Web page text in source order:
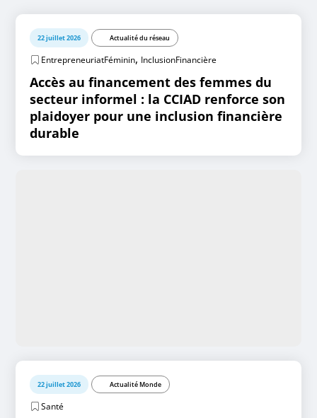
22 juillet 2026 Actualité du réseau
EntrepreneuriatFéminin, InclusionFinancière
Accès au financement des femmes du
secteur informel : la CCIAD renforce son
plaidoyer pour une inclusion financière
durable
22 juillet 2026 Actualité Monde
Santé